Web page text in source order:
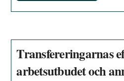
Transfereringarnas
arbetsutbudet och